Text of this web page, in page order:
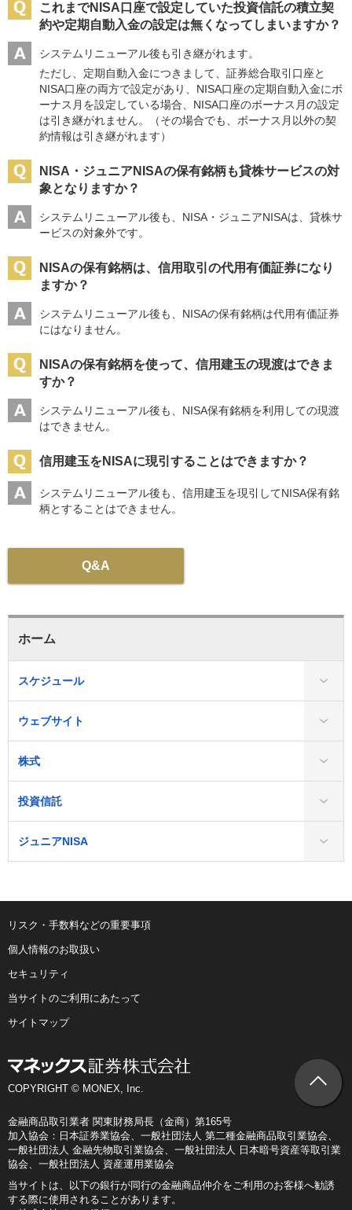
これまでNISA口座で設定していた投資信託の積立契
約や定期自動入金の設定は無くなってしまいますか？
システムリニューアル後も引き継がれます。
ただし、定期自動入金につきまして、証券総合取引口座と
NISA口座の両方で設定があり、NISA口座の定期自動入金にボ
ーナス月を設定している場合、NISA口座のボーナス月の設定
は引き継がれません。（その場合でも、ボーナス月以外の契
約情報は引き継がれます）
NISA・ジュニアNISAの保有銘柄も貸株サービスの対
象となりますか？
システムリニューアル後も、NISA・ジュニアNISAは、貸株サ
ービスの対象外です。
NISAの保有銘柄は、信用取引の代用有価証券になり
ますか？
システムリニューアル後も、NISAの保有銘柄は代用有価証券
にはなりません。
NISAの保有銘柄を使って、信用建玉の現渡はできま
すか？
システムリニューアル後も、NISA保有銘柄を利用しての現渡
はできません。
信用建玉をNISAに現引することはできますか？
システムリニューアル後も、信用建玉を現引してNISA保有銘
柄とすることはできません。
Q&A
ホーム
スケジュール
ウェブサイト
株式
投資信託
ジュニアNISA
リスク・手数料などの重要事項
個人情報のお取扱い
セキュリティ
当サイトのご利用にあたって
サイトマップ
COPYRIGHT © MONEX, Inc.
金融商品取引業者 関東財務局長（金商）第165号
加入協会：日本証券業協会、一般社団法人 第二種金融商品取引業協会、
一般社団法人 金融先物取引業協会、一般社団法人 日本暗号資産等取引業
協会、一般社団法人 資産運用業協会
当サイトは、以下の銀行が同行の金融商品仲介をご利用のお客様へ勧誘
する際に使用されることがあります。